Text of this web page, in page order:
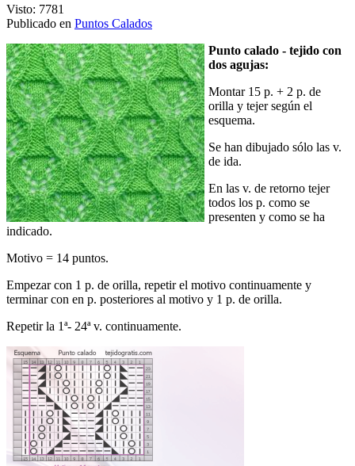
Visto: 7781
Publicado en Puntos Calados
Punto calado - tejido con
dos agujas:
Montar 15 p. + 2 p. de
orilla y tejer según el
esquema.
Se han dibujado sólo las v.
de ida.
En las v. de retorno tejer
todos los p. como se
presenten y como se ha
indicado.
Motivo = 14 puntos.
Empezar con 1 p. de orilla, repetir el motivo continuamente y
terminar con en p. posteriores al motivo y 1 p. de orilla.
Repetir la 1ª- 24ª v. continuamente.